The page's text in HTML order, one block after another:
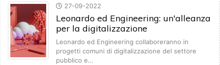
27-09-2022
Leonardo ed Engineering: un'alleanza
per la digitalizzazione
Leonardo ed Engineering collaboreranno in
progetti comuni di digitalizzazione del settore
pubblico e…